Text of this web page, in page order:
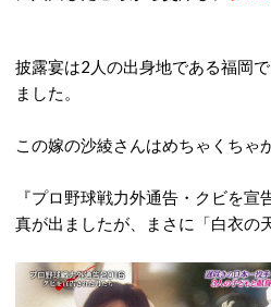
披露宴は2人の出身地である福岡
ました。
この嫁の沙綾さんはめちゃくちゃ
『プロ野球戦力外通告・クビを
真が出ましたが、まさに「白衣の